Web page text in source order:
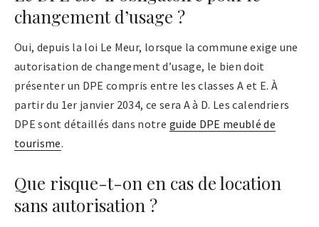
changement d’usage ?
Oui, depuis la loi Le Meur, lorsque la commune exige une
autorisation de changement d’usage, le bien doit
présenter un DPE compris entre les classes A et E. À
partir du 1er janvier 2034, ce sera A à D. Les calendriers
DPE sont détaillés dans notre guide DPE meublé de
tourisme.
Que risque-t-on en cas de location
sans autorisation ?